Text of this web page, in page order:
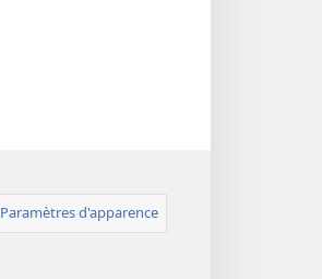
Paramètres d'apparence